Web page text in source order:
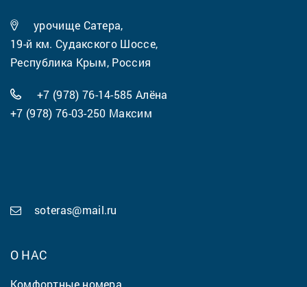
урочище Сатера,
19-й км. Судакского Шоссе,
Республика Крым, Россия
+7 (978) 76-14-585 Алёна
+7 (978) 76-03-250 Максим
soteras@mail.ru
О НАС